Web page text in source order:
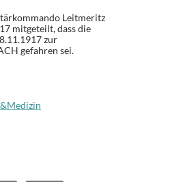
Leitmeritz
mitgeteilt, dass die
zur
gefahren sei.